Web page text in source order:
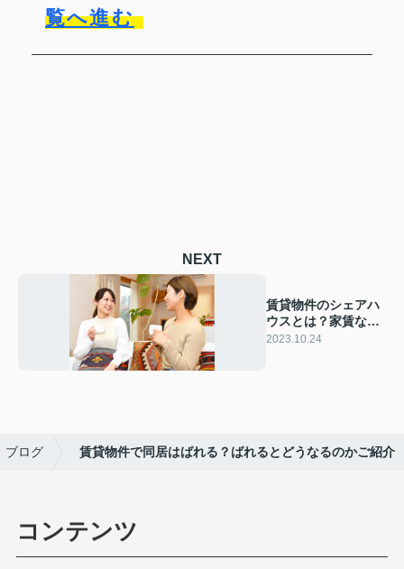
覧へ進む
NEXT
賃貸物件のシェアハ
ウスとは？家賃など
をご紹介
2023.10.24
ブログ 賃貸物件で同居はばれる？ばれるとどうなるのかご紹介
コンテンツ